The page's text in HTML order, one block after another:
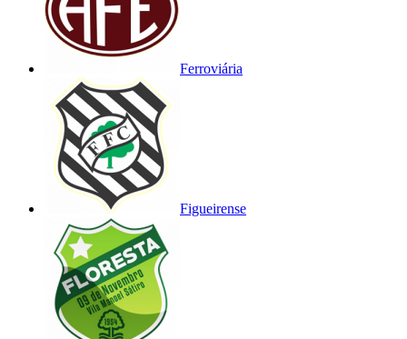
Ferroviária
Figueirense